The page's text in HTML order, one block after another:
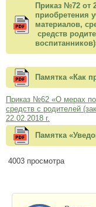
Приказ №72 от
приобретения
материалов,
средств
Памятка «Как
Приказ №62 «О мерах
средств с родителей
22.02.2018 г.
Памятка
4003 просмотра